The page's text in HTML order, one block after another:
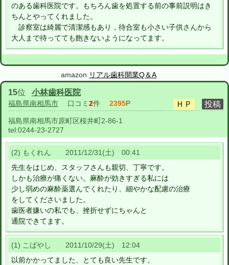
のある歯科医院です。もちろん歯を処置する前の事前説明はき
ちんとやってくれました。
診察室は綺麗で清潔感もあり，待合室も小さい子供さんから
大人まで待ってても飽きないようになってます。
amazon リアル歯科開業Q＆A
15位 小林歯科医院
福島県南相馬市 口コミ 2件 2395P
福島県南相馬市原町区桜井町2-86-1
tel:0244-23-2727
(2) もくれん 2011/12/31(土) 00:41
先生をはじめ、スタッフさんも親切、丁寧です。
しかも治療が痛くない。麻酔が効きすぎる私には
少し弱めの麻酔薬選んでくれたり、細やかな配慮の治療
をしてくださいました。
歯医者嫌いの私でも、挫折せずにちゃんと
通院できてます。
(1) こばやし 2011/10/29(土) 12:04
以前かかってました、とても良い先生です。